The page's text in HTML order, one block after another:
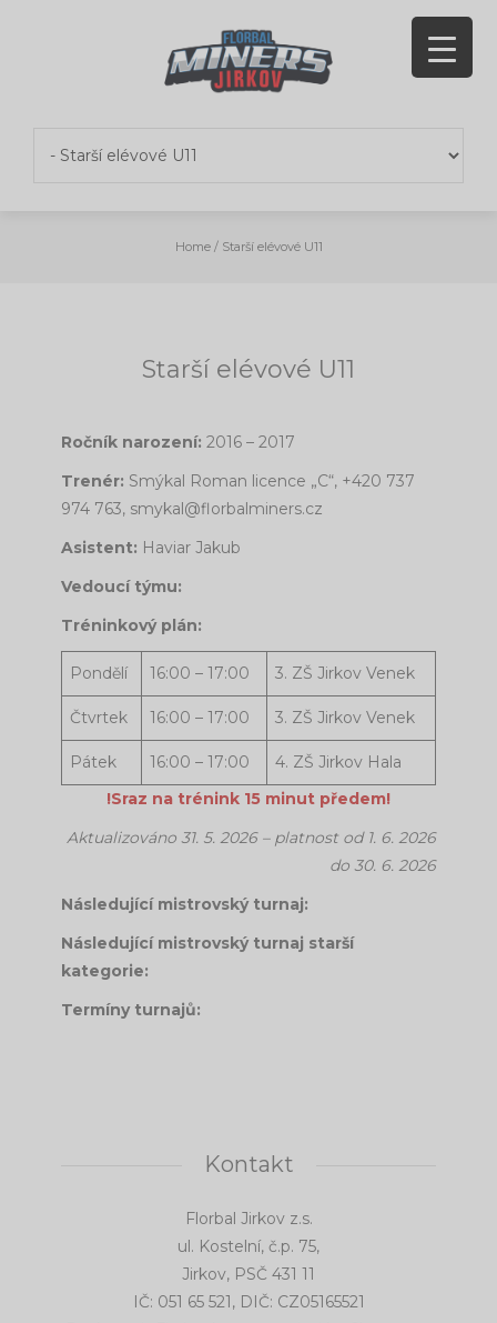
Home/ Starší elévové U11
Starší elévové U11
Ročník narození: 2016 – 2017
Trenér: Smýkal Roman licence „C“, +420 737
974 763, smykal@florbalminers.cz
Asistent: Haviar Jakub
Vedoucí týmu:
Tréninkový plán:
Pondělí 16:00 – 17:00 3. ZŠ Jirkov Venek
Čtvrtek 16:00 – 17:00 3. ZŠ Jirkov Venek
Pátek 16:00 – 17:00
4. ZŠ Jirkov Hala
!Sraz na trénink 15 minut předem!
Aktualizováno 31. 5. 2026 – platnost od 1. 6. 2026
do 30. 6. 2026
Následující mistrovský turnaj:
Následující mistrovský turnaj starší
kategorie:
Termíny turnajů:
Kontakt
Florbal Jirkov z.s.
ul. Kostelní, č.p. 75,
Jirkov, PSČ 431 11
IČ: 051 65 521, DIČ: CZ05165521